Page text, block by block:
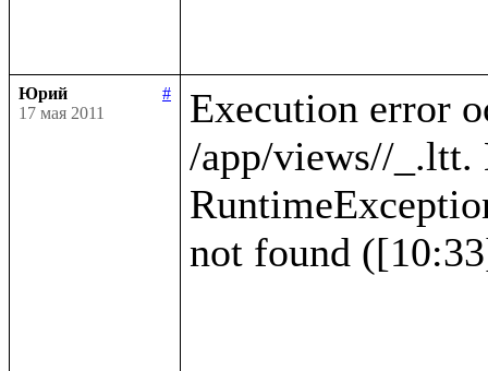
Юрий
#
17 мая 2011
Execution error
/app/views//_.ltt.
not found